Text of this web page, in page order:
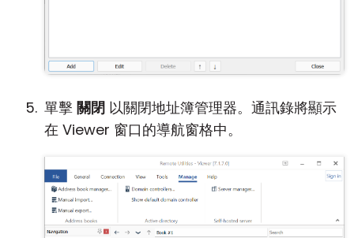
單擊 關閉 以關閉地址簿管理器。通訊錄將顯示
在 Viewer 窗口的導航窗格中。